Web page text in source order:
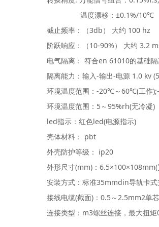
温度漂移： ±0.1%/10℃
截止频率：（3db） 大约 100 hz
阶跃响应：（10-90%） 大约 3.2
电气隔离： 符合en 61010的基础
隔离能力：输入-输出-电源 1.0 kv
环境温度范围： -20℃～60℃(工作
环境温度范围： 5～95%rh(无冷凝)
led指示：红色led(电源指示)
壳体材料： pbt
外壳防护等级： ip20
外形尺寸(mm) ： 6.5×100×108mm(
安装方式：标准35mmdin导轨卡式
接线电缆(截面) ： 0.5～2.5mm2单
连接类型： m3螺丝连接，最大扭矩